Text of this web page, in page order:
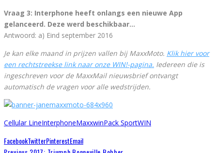
Vraag 3: Interphone heeft onlangs een nieuwe App
gelanceerd. Deze werd beschikbaar…
Antwoord: a) Eind september 2016
Je kan elke maand in prijzen vallen bij MaxxMoto. Klik hier voor
een rechtstreekse link naar onze WIN!-pagina. Iedereen die is
ingeschreven voor de MaxxMail nieuwsbrief ontvangt
automatisch de vragen voor alle wedstrijden.
Cellular LineInterphoneMaxxwinPack SportWIN
FacebookTwitterPinterestEmail